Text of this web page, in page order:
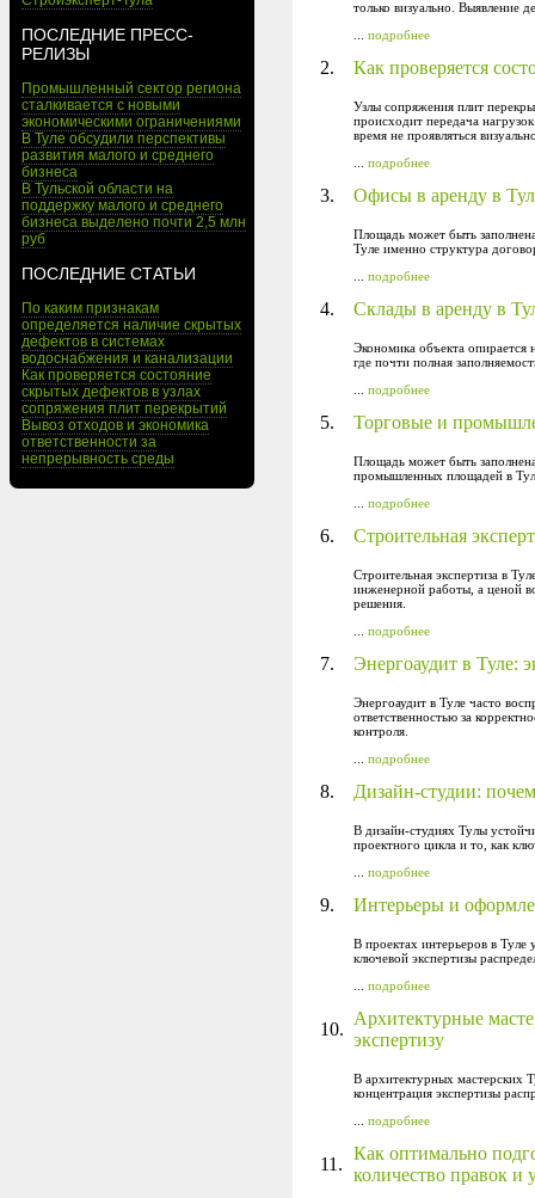
ПОСЛЕДНИЕ ПРЕСС-
РЕЛИЗЫ
Промышленный сектор региона
сталкивается с новыми
экономическими ограничениями
В Туле обсудили перспективы
развития малого и среднего
бизнеса
В Тульской области на
поддержку малого и среднего
бизнеса выделено почти 2,5 млн
руб
ПОСЛЕДНИЕ СТАТЬИ
По каким признакам
определяется наличие скрытых
дефектов в системах
водоснабжения и канализации
Как проверяется состояние
скрытых дефектов в узлах
сопряжения плит перекрытий
Вывоз отходов и экономика
ответственности за
непрерывность среды
только визуально. Выявление
подробнее
2. Как проверяется
Узлы сопряжения плит
происходит передача
время не проявляться
подробнее
3. Офисы в аренду в
Площадь может быть
Туле именно структура
подробнее
4. Склады в аренду в
Экономика объекта опирается
где почти полная
подробнее
5. Торговые и
Площадь может быть
промышленных площадей в
подробнее
6. Строительная
Строительная экспертиза в
инженерной работы, а ценой
решения.
подробнее
7. Энергоаудит в Туле:
Энергоаудит в Туле часто
ответственностью за
контроля.
подробнее
8. Дизайн-студии:
В дизайн-студиях Тулы
проектного цикла и то, как
подробнее
9. Интерьеры и
В проектах интерьеров в Туле
ключевой экспертизы
подробнее
10.
Архитектурные
экспертизу
В архитектурных мастерских
концентрация экспертизы
подробнее
11.
Как оптимально
количество правок и